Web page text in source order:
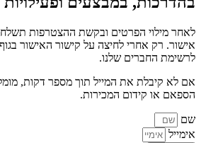
לאחר מילוי הפרטים ובקשת ההצטרפות
אישור. רק אחרי לחיצה על קישור האישור
לרשימת החברים שלנו.
אם לא קיבלת את המייל תוך מספר דקות,
הספאם או קידום המכירות.
שם
אימייל